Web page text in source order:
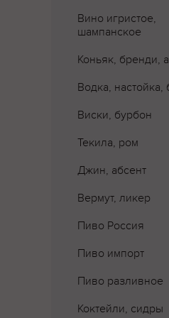
Вино игристое,
шампанское
Коньяк, бренди,
Водка, настойка,
Виски, бурбон
Текила, ром
Джин, абсент
Вермут, ликер
Пиво Россия
Пиво импорт
Пиво разливное
Коктейли, сидры